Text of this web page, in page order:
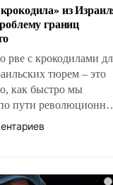
из
границ
рве с крокодилами
тюрем – это
как быстро мы
пути
что несколько лет
для